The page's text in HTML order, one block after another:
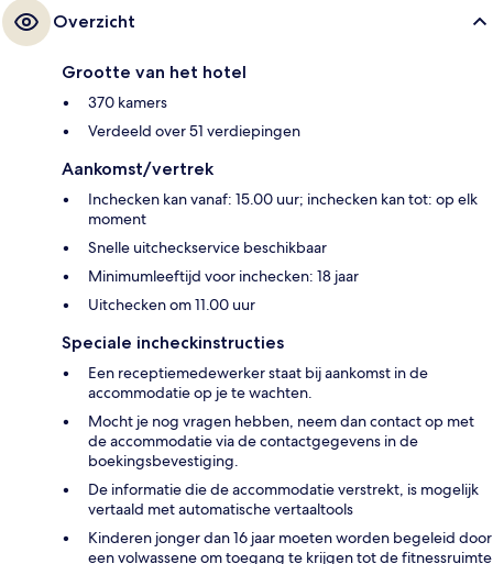
Overzicht
Grootte van het hotel
370 kamers
Verdeeld over 51 verdiepingen
Aankomst/vertrek
Inchecken kan vanaf: 15.00 uur; inchecken kan tot: op elk
moment
Snelle uitcheckservice beschikbaar
Minimumleeftijd voor inchecken: 18 jaar
Uitchecken om 11.00 uur
Speciale incheckinstructies
Een receptiemedewerker staat bij aankomst in de
accommodatie op je te wachten.
Mocht je nog vragen hebben, neem dan contact op met
de accommodatie via de contactgegevens in de
boekingsbevestiging.
De informatie die de accommodatie verstrekt, is mogelijk
vertaald met automatische vertaaltools
Kinderen jonger dan 16 jaar moeten worden begeleid door
een volwassene om toegang te krijgen tot de fitnessruimte